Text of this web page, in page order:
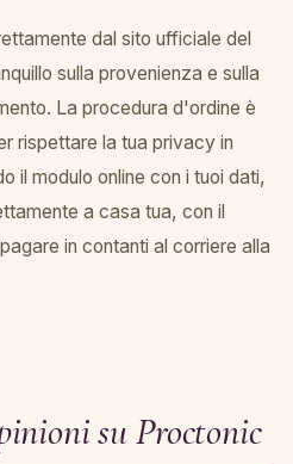
dal sito ufficiale del
sulla provenienza e sulla
La procedura d'ordine è
rispettare la tua privacy in
il modulo online con i tuoi dati,
a casa tua, con il
in contanti al corriere alla
su Proctonic